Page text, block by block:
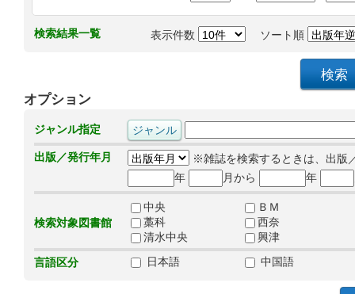
検索結果一覧 表示件数 ソート順
オプション
ジャンル指定
出版／発行年月
※雑誌を検索するときは、出版
年
月から 年
検索対象図書館
中央
ＢＭ
藁科
西奈
清水中央
興津
言語区分
日本語 中国語